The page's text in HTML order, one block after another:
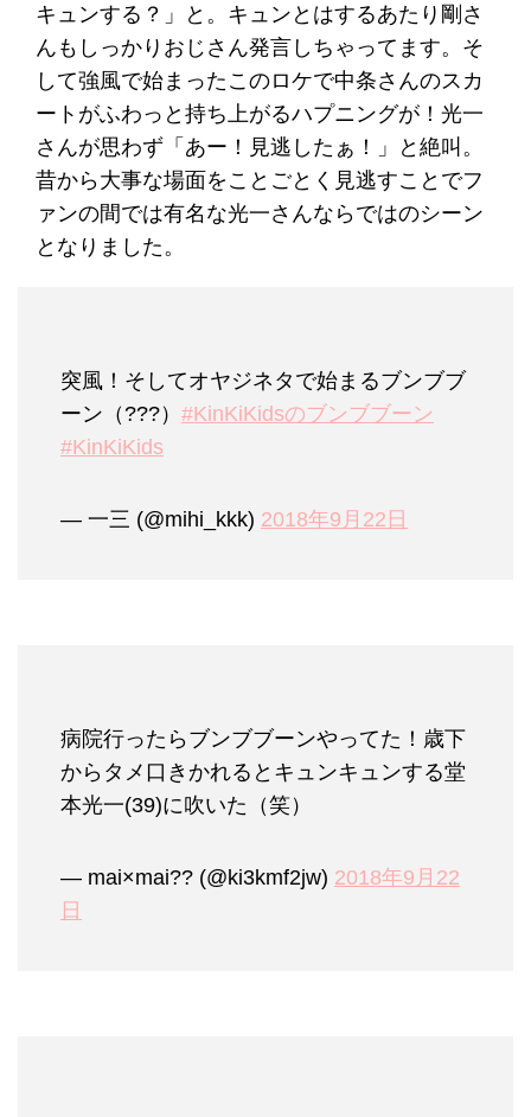
キュンする？」と。キュンとはするあたり剛さ
んもしっかりおじさん発言しちゃってます。そ
して強風で始まったこのロケで中条さんのスカ
ートがふわっと持ち上がるハプニングが！光一
さんが思わず「あー！見逃したぁ！」と絶叫。
昔から大事な場面をことごとく見逃すことでフ
ァンの間では有名な光一さんならではのシーン
となりました。
突風！そしてオヤジネタで始まるブンブブ
ーン（???） #KinKiKidsのブンブブーン
#KinKiKids
— 一三 (@mihi_kkk) 2018年9月22日
病院行ったらブンブブーンやってた！歳下
からタメ口きかれるとキュンキュンする堂
本光一(39)に吹いた（笑）
— mai×mai?? (@ki3kmf2jw) 2018年9月22
日